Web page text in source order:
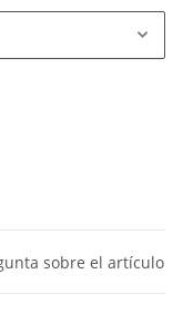
sobre el artículo